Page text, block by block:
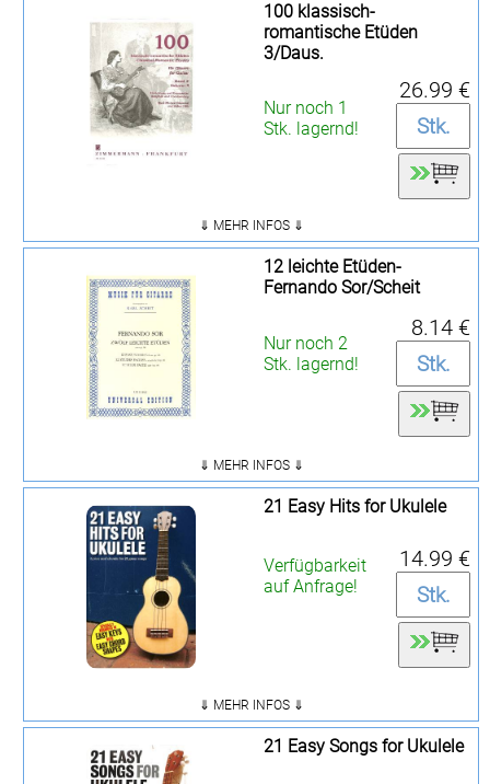
100 klassisch-
romantische Etüden
3/Daus.
Nur noch 1
Stk. lagernd!
26.99 €
⇓ MEHR INFOS ⇓
12 leichte Etüden-
Fernando Sor/Scheit
Nur noch 2
Stk. lagernd!
8.14 €
⇓ MEHR INFOS ⇓
21 Easy Hits for Ukulele
Verfügbarkeit
auf Anfrage!
14.99 €
⇓ MEHR INFOS ⇓
21 Easy Songs for Ukulele